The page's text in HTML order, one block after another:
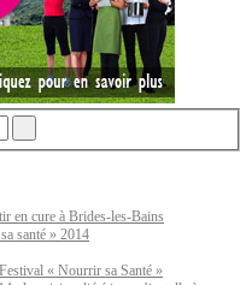
en cure à Brides-les-Bains
santé » 2014
« Nourrir sa Santé »